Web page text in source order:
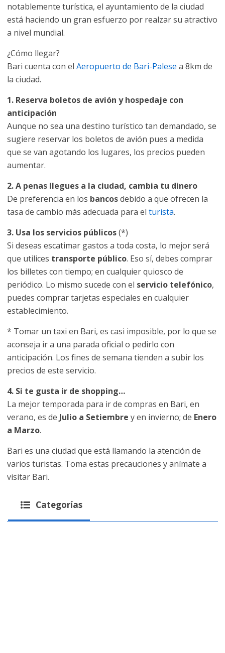
notablemente turística, el ayuntamiento de la ciudad
está haciendo un gran esfuerzo por realzar su atractivo
a nivel mundial.
¿Cómo llegar?
Bari cuenta con el Aeropuerto de Bari-Palese a 8km de
la ciudad.
1. Reserva boletos de avión y hospedaje con
anticipación
Aunque no sea una destino turístico tan demandado, se
sugiere reservar los boletos de avión pues a medida
que se van agotando los lugares, los precios pueden
aumentar.
2. A penas llegues a la ciudad, cambia tu dinero
De preferencia en los bancosdebido a que ofrecen la
tasa de cambio más adecuada para el turista.
3. Usa los servicios públicos(*)
Si deseas escatimar gastos a toda costa, lo mejor será
que utilices transporte público. Eso sí, debes comprar
los billetes con tiempo; en cualquier quiosco de
periódico. Lo mismo sucede con el servicio telefónico,
puedes comprar tarjetas especiales en cualquier
establecimiento.
* Tomar un taxi en Bari, es casi imposible, por lo que se
aconseja ir a una parada oficial o pedirlo con
anticipación. Los fines de semana tienden a subir los
precios de este servicio.
4. Si te gusta ir de shopping…
La mejor temporada para ir de compras en Bari, en
verano, es de Julio a Setiembre y en invierno; de Enero
a Marzo.
Bari es una ciudad que está llamando la atención de
varios turistas. Toma estas precauciones y anímate a
visitar Bari.
Categorías